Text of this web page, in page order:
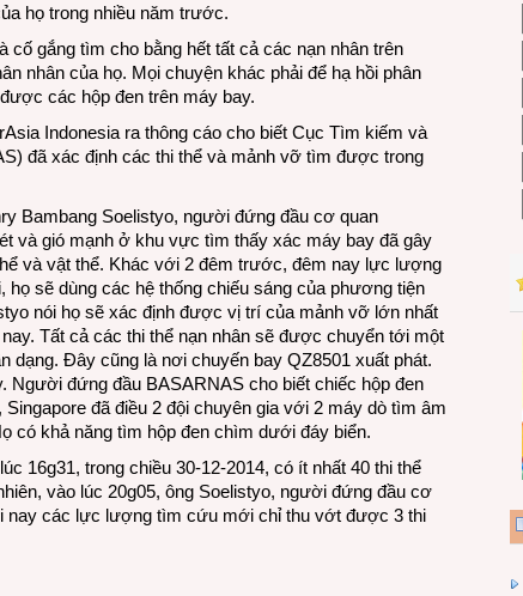
họ trong nhiều năm trước.
cố gắng tìm cho bằng hết tất cả các nạn nhân trên
nhân của họ. Mọi chuyện khác phải để hạ hồi phân
các hộp đen trên máy bay.
Indonesia ra thông cáo cho biết Cục Tìm kiếm và
đã xác định các thi thể và mảnh vỡ tìm được trong
Bambang Soelistyo, người đứng đầu cơ quan
và gió mạnh ở khu vực tìm thấy xác máy bay đã gây
và vật thể. Khác với 2 đêm trước, đêm nay lực lượng
sẽ dùng các hệ thống chiếu sáng của phương tiện
nói họ sẽ xác định được vị trí của mảnh vỡ lớn nhất
Tất cả các thi thể nạn nhân sẽ được chuyển tới một
dạng. Đây cũng là nơi chuyến bay QZ8501 xuất phát.
Người đứng đầu BASARNAS cho biết chiếc hộp đen
Singapore đã điều 2 đội chuyên gia với 2 máy dò tìm âm
có khả năng tìm hộp đen chìm dưới đáy biển.
16g31, trong chiều 30-12-2014, có ít nhất 40 thi thể
vào lúc 20g05, ông Soelistyo, người đứng đầu cơ
nay các lực lượng tìm cứu mới chỉ thu vớt được 3 thi